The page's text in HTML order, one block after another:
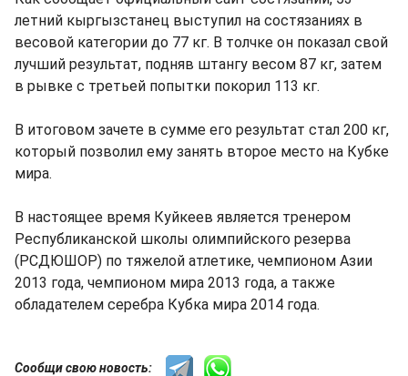
летний кыргызстанец выступил на состязаниях в
весовой категории до 77 кг. В толчке он показал свой
лучший результат, подняв штангу весом 87 кг, затем
в рывке с третьей попытки покорил 113 кг.
В итоговом зачете в сумме его результат стал 200 кг,
который позволил ему занять второе место на Кубке
мира.
В настоящее время Куйкеев является тренером
Республиканской школы олимпийского резерва
(РСДЮШОР) по тяжелой атлетике, чемпионом Азии
2013 года, чемпионом мира 2013 года, а также
обладателем серебра Кубка мира 2014 года.
Сообщи свою новость: